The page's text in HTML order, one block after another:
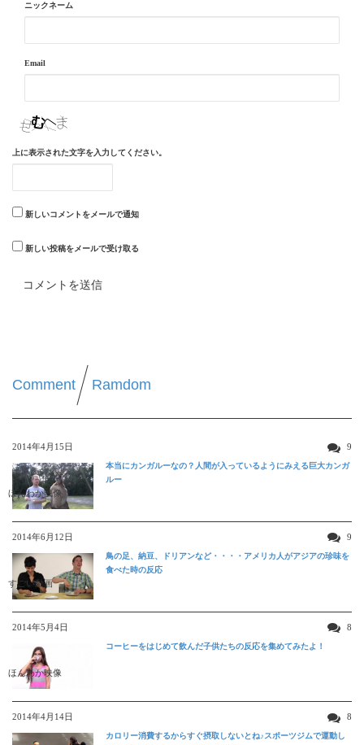
ニックネーム
Email
上に表示された文字を入力してください。
新しいコメントをメールで通知
新しい投稿をメールで受け取る
Comment Ramdom
2014年4月15日 9
ほんわか映像
本当にカンガルーなの？人間が入っているようにみえる巨大カンガ
ルー
2014年6月12日 9
すごい動画
鳥の足、納豆、ドリアンなど・・・・アメリカ人がアジアの珍味を
食べた時の反応
2014年5月4日 8
ほんわか映像
コーヒーをはじめて飲んだ子供たちの反応を集めてみたよ！
2014年4月14日 8
カロリー消費するからすぐ摂取しないとね♪スポーツジムで運動し